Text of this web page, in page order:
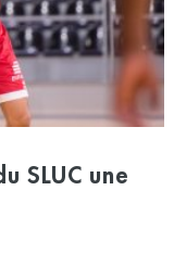
SLUC une